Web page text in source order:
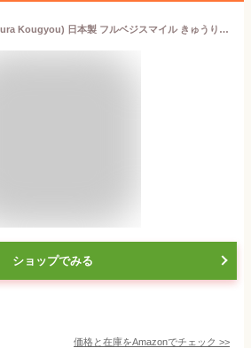
下村工業(Shimomura Kougyou) 日本製 フルベジスマイル きゅうり ・ ねぎ スライサー 食洗機 対応 FVS-610 新潟 燕三条製 174×53×23mm グリーン
ショップでみる
価格と在庫をAmazonでチェック >>